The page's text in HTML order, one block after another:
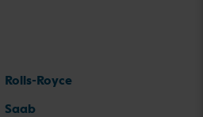
Rolls-Royce
Saab